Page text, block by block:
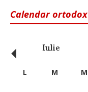
Calendar ortodox
Iulie
‹ L M M